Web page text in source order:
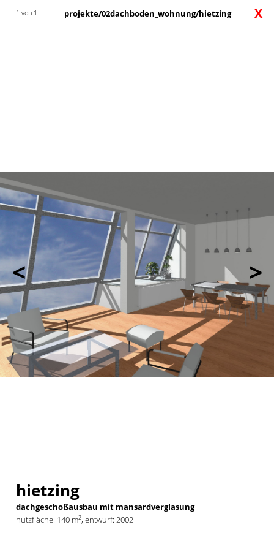
< >
X
1 von 1 projekte/02dachboden_wohnung/hietzing
hietzing
dachgeschoßausbau mit mansardverglasung
nutzfläche: 140 m2, entwurf: 2002